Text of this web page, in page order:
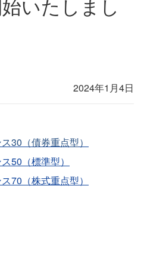
いたしまし
2024年1月4日
30（債券重点型）
50（標準型）
70（株式重点型）